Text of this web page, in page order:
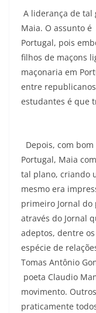
A liderança de tal
Maia. O assunto
Portugal, pois
filhos de maçons
maçonaria em
entre
estudantes é que
Depois, com
Portugal, Maia
tal plano, criando
mesmo era
primeiro Jornal do
através do Jornal
adeptos, dentre
espécie de
Tomas Antônio
poeta Claudio
movimento.
praticamente